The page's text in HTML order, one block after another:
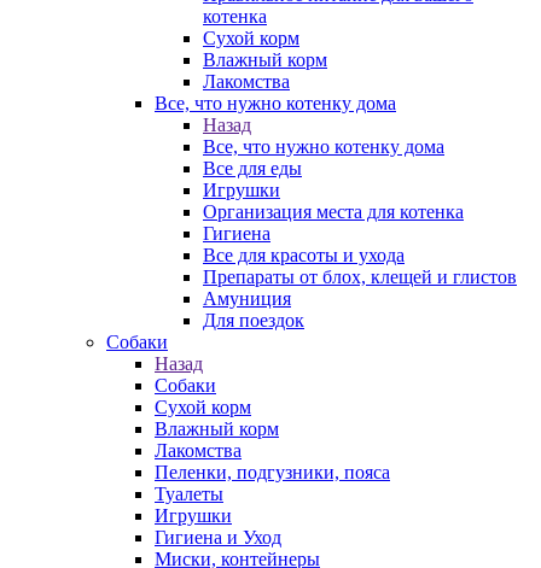
котенка
Сухой корм
Влажный корм
Лакомства
Все, что нужно котенку дома
Назад
Все, что нужно котенку дома
Все для еды
Игрушки
Организация места для котенка
Гигиена
Все для красоты и ухода
Препараты от блох, клещей и глистов
Амуниция
Для поездок
Собаки
Назад
Собаки
Сухой корм
Влажный корм
Лакомства
Пеленки, подгузники, пояса
Туалеты
Игрушки
Гигиена и Уход
Миски, контейнеры